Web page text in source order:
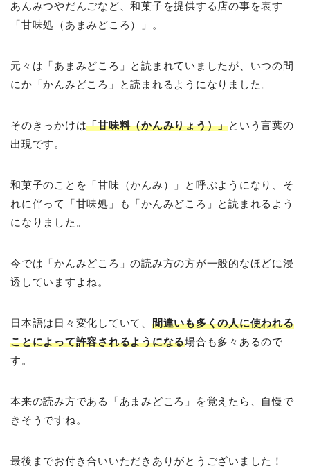
あんみつやだんごなど、和菓子を提供する店の事を表す
「甘味処（あまみどころ）」。
元々は「あまみどころ」と読まれていましたが、いつの間
にか「かんみどころ」と読まれるようになりました。
そのきっかけは「甘味料（かんみりょう）」という言葉の
出現です。
和菓子のことを「甘味（かんみ）」と呼ぶようになり、そ
れに伴って「甘味処」も「かんみどころ」と読まれるよう
になりました。
今では「かんみどころ」の読み方の方が一般的なほどに浸
透していますよね。
日本語は日々変化していて、 間違いも多くの人に使われる
ことによって許容されるようになる場合も多々あるので
す。
本来の読み方である「あまみどころ」を覚えたら、自慢で
きそうですね。
最後までお付き合いいただきありがとうございました！